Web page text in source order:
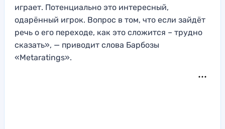
играет. Потенциально это интересный,
одарённый игрок. Вопрос в том, что если зайдёт
речь о его переходе, как это сложится – трудно
сказать», — приводит слова Барбозы
«Metaratings».